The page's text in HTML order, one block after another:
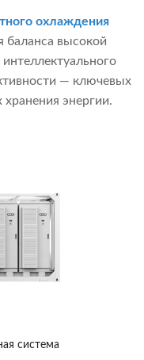
охлаждения
баланса высокой
— ключевых
энергии.
система